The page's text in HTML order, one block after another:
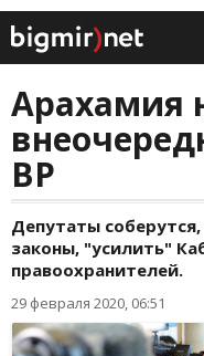
Арахамия
ВР
Депутаты
законы, "усилить"
правоохранителей.
29 февраля 2020, 06:51